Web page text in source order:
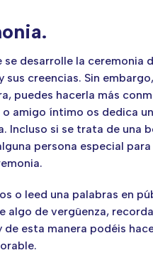
se desarrolle la ceremonia
sus creencias. Sin
puedes hacerla más
amigo íntimo os dedica
Incluso si se trata de una
persona especial
o leed una palabras en
algo de vergüenza,
de esta manera podéis